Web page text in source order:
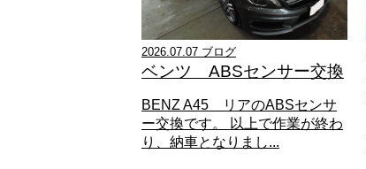
2026.07.07 ブログ
ベンツ ABSセンサー交換
BENZ A45 リアのABSセンサ
ー交換です。 以上で作業が終わ
り、納車となりまし...